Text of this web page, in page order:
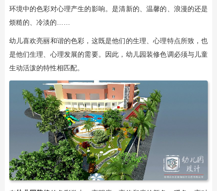
环境中的色彩对心理产生的影响。是清新的、温馨的、浪漫的还是
烦糙的、冷淡的……
幼儿喜欢亮丽和谐的色彩，这既是他们的生理、心理特点所致，也
是他们生理、心理发展的需要。因此，幼儿园装修色调必须与儿童
生动活泼的特性相匹配。